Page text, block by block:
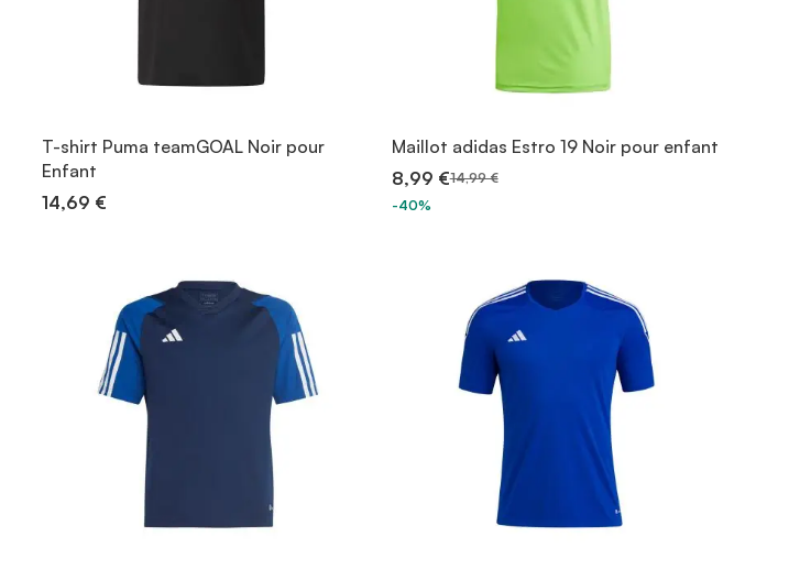
T-shirt Puma teamGOAL Noir pour
Enfant
14,69 €
Maillot adidas Estro 19 Noir pour enfant
8,99 €14,99 €
-40%